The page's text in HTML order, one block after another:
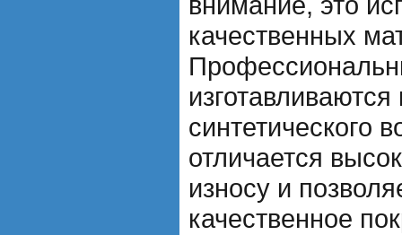
качественных
синтетического
отличается
износу и
качественное